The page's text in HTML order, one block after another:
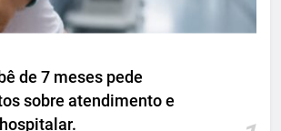
de 7 meses pede
sobre atendimento e